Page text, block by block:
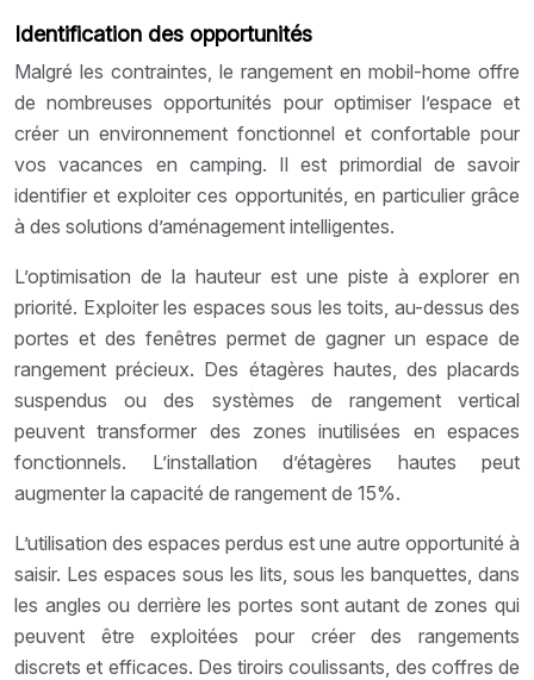
Identification des opportunités
Malgré les contraintes, le rangement en mobil-home offre
de nombreuses opportunités pour optimiser l’espace et
créer un environnement fonctionnel et confortable pour
vos vacances en camping. Il est primordial de savoir
identifier et exploiter ces opportunités, en particulier grâce
à des solutions d’aménagement intelligentes.
L’optimisation de la hauteur est une piste à explorer en
priorité. Exploiter les espaces sous les toits, au-dessus des
portes et des fenêtres permet de gagner un espace de
rangement précieux. Des étagères hautes, des placards
suspendus ou des systèmes de rangement vertical
peuvent transformer des zones inutilisées en espaces
fonctionnels. L’installation d’étagères hautes peut
augmenter la capacité de rangement de 15%.
L’utilisation des espaces perdus est une autre opportunité à
saisir. Les espaces sous les lits, sous les banquettes, dans
les angles ou derrière les portes sont autant de zones qui
peuvent être exploitées pour créer des rangements
discrets et efficaces. Des tiroirs coulissants, des coffres de